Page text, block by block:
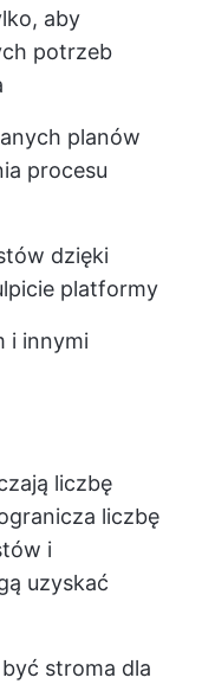
aby
potrzeb
planów
procesu
dzięki
platformy
i innymi
liczbę
liczbę
i
uzyskać
stroma dla